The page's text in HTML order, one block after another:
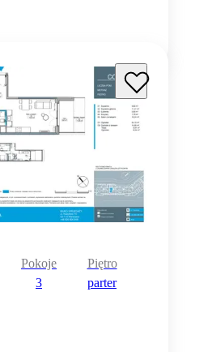
Pokoje
3
Piętro
parter